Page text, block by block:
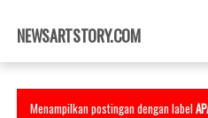
×
NEWSARTSTORY.COM
Menampilkan postingan dengan label